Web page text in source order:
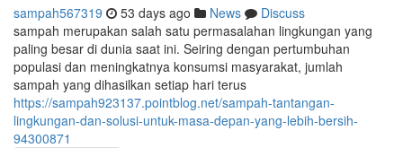
sampah567319 53 days ago News
Discuss
sampah merupakan salah satu permasalahan lingkungan yang
paling besar di dunia saat ini. Seiring dengan pertumbuhan
populasi dan meningkatnya konsumsi masyarakat, jumlah
sampah yang dihasilkan setiap hari terus
https://sampah923137.pointblog.net/sampah-tantangan-
lingkungan-dan-solusi-untuk-masa-depan-yang-lebih-bersih-
94300871